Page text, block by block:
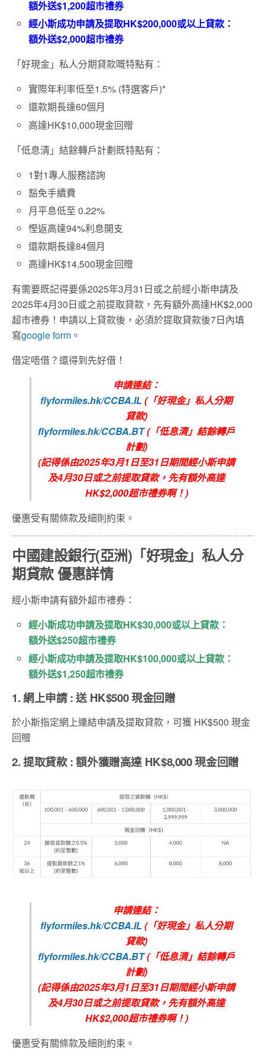
額外送$1,200超市禮券
經小斯成功申請及提取HK$200,000或以上貸款：
額外送$2,000超市禮券
「好現金」私人分期貸款嘅特點有：
實際年利率低至1.5% (特選客戶)*
還款期長達60個月
高達HK$10,000現金回贈
「低息清」結餘轉戶計劃既特點有：
1對1專人服務諮詢
豁免手續費
月平息低至 0.22%
慳返高達94%利息開支
還款期長達84個月
高達HK$14,500現金回贈
有需要既記得要係2025年3月31日或之前經小斯申請及
2025年4月30日或之前提取貸款，先有額外高達HK$2,000
超市禮券！申請以上貸款後，必須於提取貸款後7日內填
寫google form 。
借定唔借？還得到先好借！
申請連結：
flyformiles.hk/CCBA.IL (「好現金」私人分期
貸款)
flyformiles.hk/CCBA.BT(「低息清」結餘轉戶
計劃)
(記得係由2025年3月1日至31日期間經小斯申請
及4月30日或之前提取貸款，先有額外高達
HK$2,000超市禮券啊！)
優惠受有關條款及細則約束。
中國建設銀行(亞洲)「好現金」私人分
期貸款 優惠詳情
經小斯申請有額外超市禮券：
經小斯成功申請及提取HK$30,000或以上貸款：
額外送$250超市禮券
經小斯成功申請及提取HK$100,000或以上貸款：
額外送$1,250超市禮券
1. 網上申請 : 送 HK$500 現金回贈
於小斯指定網上連結申請及提取貸款，可獲 HK$500 現金
回贈
2. 提取貸款 : 額外獲贈高達 HK$8,000 現金回贈
申請連結：
flyformiles.hk/CCBA.IL (「好現金」私人分期
貸款)
flyformiles.hk/CCBA.BT(「低息清」結餘轉戶
計劃)
(記得係由2025年3月1日至31日期間經小斯申請
及4月30日或之前提取貸款，先有額外高達
HK$2,000超市禮券啊！)
優惠受有關條款及細則約束。